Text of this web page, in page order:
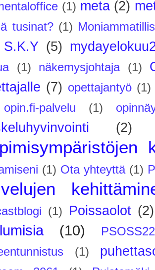
(1) meta (2)
tusinat? (1)
(5)
(1) näkemysjohtaja (1)
(7) opettajantyö (1)
opin.fi-palvelu (1)
(2)
(1) Ota yhteyttä (1)
(1) Poissaolot (2)
(10)
(1)